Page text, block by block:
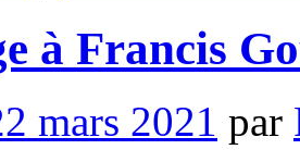
à Francis
mars 2021 par